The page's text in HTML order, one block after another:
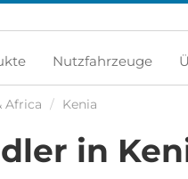
Nutzfahrzeuge
Africa / Kenia
in